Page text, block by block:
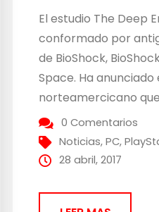
El estudio The Deep
conformado por
de BioShock,
Space. Ha
norteamercicano
Perception va a
Xbox One y PC el día
fecha de
0 Comentarios
Noticias,PC,
28 abril, 2017